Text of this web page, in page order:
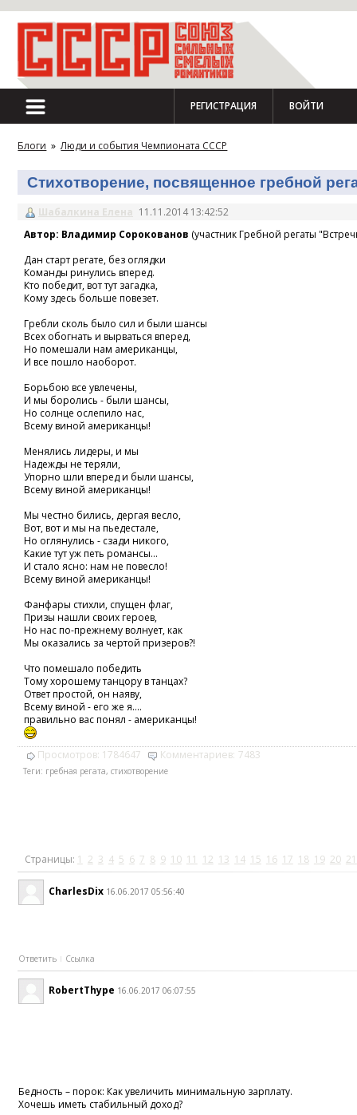
РЕГИСТРАЦИЯ ВОЙТИ
Блоги » Люди и события Чемпионата СССР
Стихотворение, посвященное гребной
Шабалкина Елена 11.11.2014 13:42:52
Автор: Владимир Сорокованов (участник Гребной регаты
Дан старт регате, без оглядки
Команды ринулись вперед.
Кто победит, вот тут загадка,
Кому здесь больше повезет.
Гребли сколь было сил и были шансы
Всех обогнать и вырваться вперед,
Но помешали нам американцы,
И все пошло наоборот.
Борьбою все увлечены,
И мы боролись - были шансы,
Но солнце ослепило нас,
Всему виной американцы!
Менялись лидеры, и мы
Надежды не теряли,
Упорно шли вперед и были шансы,
Всему виной американцы!
Мы честно бились, дергая весло,
Вот, вот и мы на пьедестале,
Но оглянулись - сзади никого,
Какие тут уж петь романсы...
И стало ясно: нам не повесло!
Всему виной американцы!
Фанфары стихли, спущен флаг,
Призы нашли своих героев,
Но нас по-прежнему волнует, как
Мы оказались за чертой призеров?!
Что помешало победить
Тому хорошему танцору в танцах?
Ответ простой, он наяву,
Всему виной - его же я....
правильно вас понял - американцы!
Просмотров: 1784647 Комментариев: 7483
Теги: гребная регата, стихотворение
Страницы: 1 2 3 4 5 6 7 8 9 10 11 12 13 14 15 16 17 18 19 20 21
CharlesDix 16.06.2017 05:56:40
Ответить Ссылка
RobertThype 16.06.2017 06:07:55
Бедность – порок: Как увеличить минимальную зарплату.
Хочешь иметь стабильный доход?